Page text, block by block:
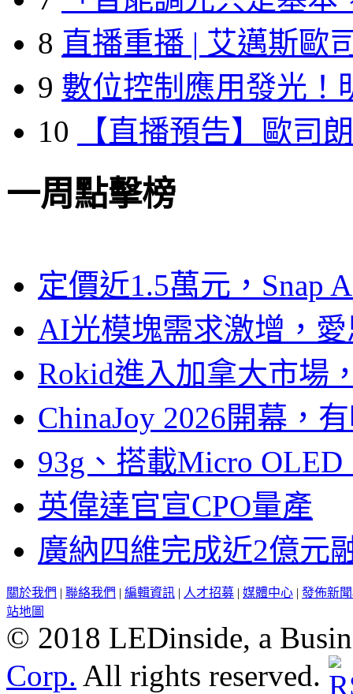
8 直播重播 | 艾邁斯歐
9 數位控制應用發光！
10
【直播預告】歐司
一周點擊榜
定價近1.5萬元，Snap
AI光模塊需求激增，
Rokid進入加拿大市場
ChinaJoy 2026開幕，
93g、搭載Micro
英偉達官宣CPO量產
廣納四維完成近2億元
關於我們 | 聯絡我們 | 編輯資訊 | 人才招募 | 媒體中心 | 發佈新
站地圖
© 2018 LEDinside, a
Corp. All rights reserved.